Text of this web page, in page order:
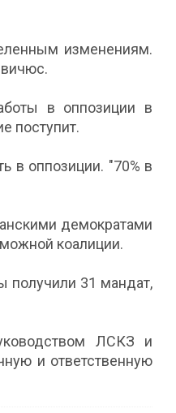
изменениям.
в оппозиции в
поступит.
в оппозиции. "70% в
демократами
коалиции.
получили 31 мандат,
ЛСКЗ и
и ответственную